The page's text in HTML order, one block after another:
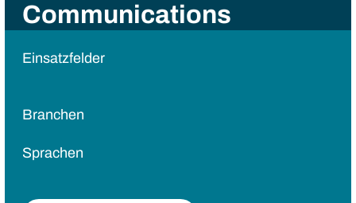
Communications
Einsatzfelder
Branchen
Sprachen